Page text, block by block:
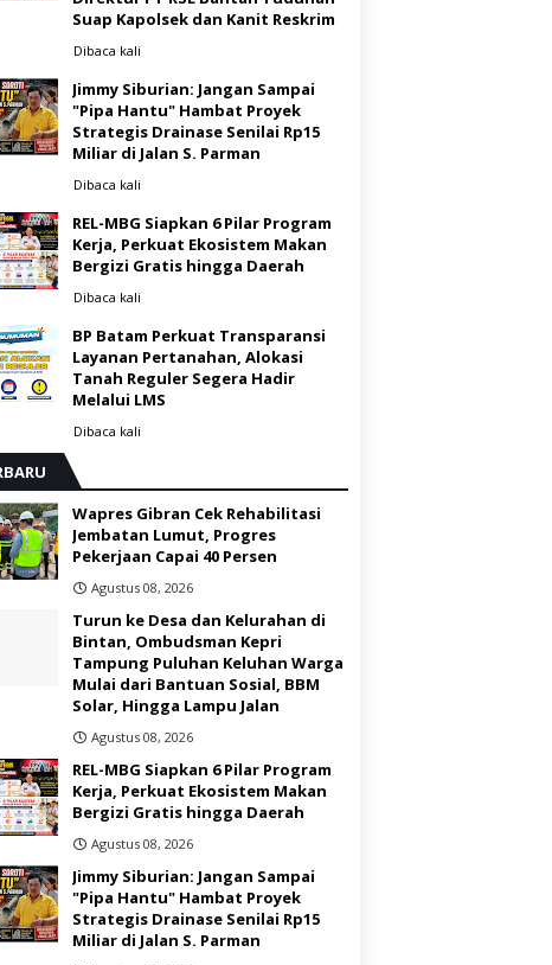
Suap Kapolsek dan Kanit Reskrim
Dibaca kali
Jimmy Siburian: Jangan Sampai
"Pipa Hantu" Hambat Proyek
Strategis Drainase Senilai Rp15
Miliar di Jalan S. Parman
Dibaca kali
REL-MBG Siapkan 6 Pilar Program
Kerja, Perkuat Ekosistem Makan
Bergizi Gratis hingga Daerah
Dibaca kali
BP Batam Perkuat Transparansi
Layanan Pertanahan, Alokasi
Tanah Reguler Segera Hadir
Melalui LMS
Dibaca kali
Wapres Gibran Cek Rehabilitasi
Jembatan Lumut, Progres
Pekerjaan Capai 40 Persen
Agustus 08, 2026
Turun ke Desa dan Kelurahan di
Bintan, Ombudsman Kepri
Tampung Puluhan Keluhan Warga
Mulai dari Bantuan Sosial, BBM
Solar, Hingga Lampu Jalan
Agustus 08, 2026
REL-MBG Siapkan 6 Pilar Program
Kerja, Perkuat Ekosistem Makan
Bergizi Gratis hingga Daerah
Agustus 08, 2026
Jimmy Siburian: Jangan Sampai
"Pipa Hantu" Hambat Proyek
Strategis Drainase Senilai Rp15
Miliar di Jalan S. Parman